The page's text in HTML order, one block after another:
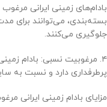
بادام‌های زمینی ایرانی
بسته‌بندی، می‌توانند برای
جلوگیری می‌کنند.
۴. مرغوبیت نسبی: بادام
پرطرفداری دارد و نسبت به
مزایای بادام زمینی ایرانی